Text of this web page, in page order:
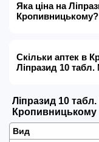
Яка ціна на
Кропивницькому?
Скільки аптек в
Ліпразид 10
Ліпразид 10
Кропивницькому
Вид